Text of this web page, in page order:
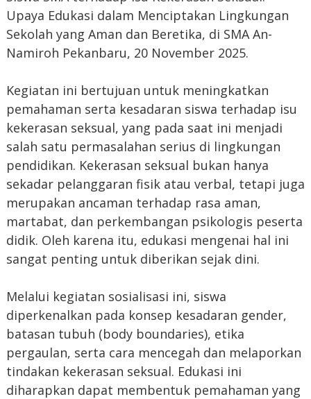
Upaya Edukasi dalam Menciptakan Lingkungan
Sekolah yang Aman dan Beretika, di SMA An-
Namiroh Pekanbaru, 20 November 2025.
Kegiatan ini bertujuan untuk meningkatkan
pemahaman serta kesadaran siswa terhadap isu
kekerasan seksual, yang pada saat ini menjadi
salah satu permasalahan serius di lingkungan
pendidikan. Kekerasan seksual bukan hanya
sekadar pelanggaran fisik atau verbal, tetapi juga
merupakan ancaman terhadap rasa aman,
martabat, dan perkembangan psikologis peserta
didik. Oleh karena itu, edukasi mengenai hal ini
sangat penting untuk diberikan sejak dini.
Melalui kegiatan sosialisasi ini, siswa
diperkenalkan pada konsep kesadaran gender,
batasan tubuh (body boundaries), etika
pergaulan, serta cara mencegah dan melaporkan
tindakan kekerasan seksual. Edukasi ini
diharapkan dapat membentuk pemahaman yang